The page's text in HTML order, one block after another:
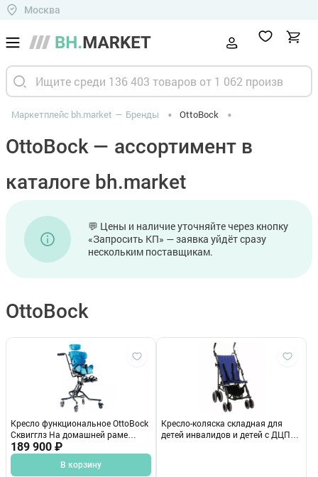
Москва
Маркетплейс bh.market Бренды OttoBock
OttoBock — ассортимент в
каталоге bh.market
💬 Цены и наличие уточняйте через кнопку
«Запросить КП» — заявка уйдёт сразу
нескольким поставщикам.
OttoBock
Кресло функциональное OttoBock
Сквигглз На домашней раме
(Голубой)
189 900 ₽
В корзину
Кресло-коляска складная для
детей инвалидов и детей с ДЦП